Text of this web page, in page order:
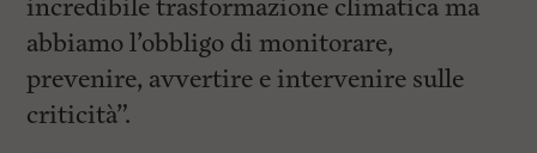
incredibile trasformazione climatica ma
abbiamo l’obbligo di monitorare,
prevenire, avvertire e intervenire sulle
criticità”.